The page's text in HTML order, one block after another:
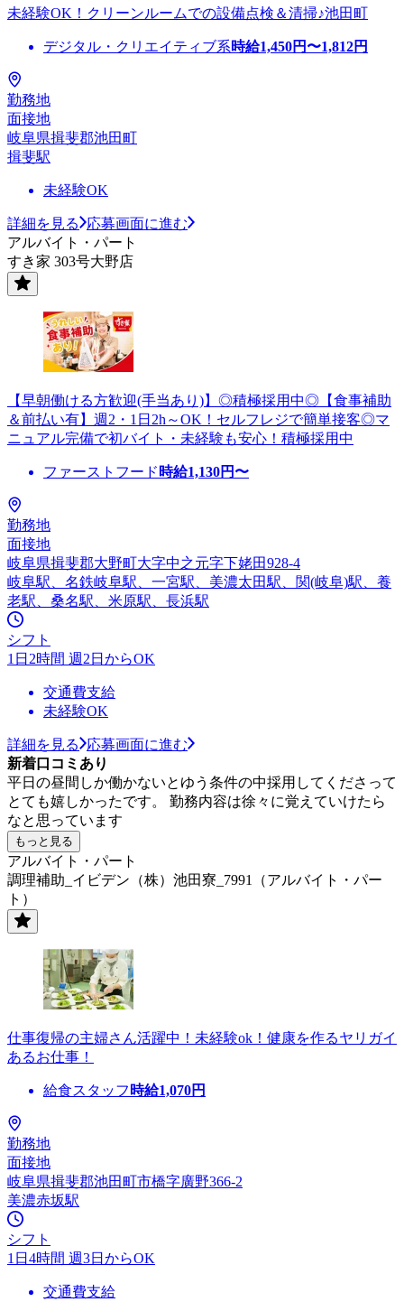
未経験OK！クリーンルームでの設備点検＆清掃♪池田町
デジタル・クリエイティブ系時給1,450円〜1,812円
勤務地
面接地
岐阜県揖斐郡池田町
揖斐駅
未経験OK
詳細を見る
応募画面に進む
アルバイト・パート
すき家 303号大野店
【早朝働ける方歓迎(手当あり)】◎積極採用中◎【食事補助
＆前払い有】週2・1日2h～OK！セルフレジで簡単接客◎マ
ニュアル完備で初バイト・未経験も安心！積極採用中
ファーストフード 時給1,130円〜
勤務地
面接地
岐阜県揖斐郡大野町大字中之元字下姥田928-4
岐阜駅、名鉄岐阜駅、一宮駅、美濃太田駅、関(岐阜)駅、養
老駅、桑名駅、米原駅、長浜駅
シフト
1日2時間 週2日からOK
交通費支給
未経験OK
詳細を見る
応募画面に進む
新着口コミあり
平日の昼間しか働かないとゆう条件の中採用してくださって
とても嬉しかったです。 勤務内容は徐々に覚えていけたら
なと思っています
もっと見る
アルバイト・パート
調理補助_イビデン（株）池田寮_7991（アルバイト・パー
ト）
仕事復帰の主婦さん活躍中！未経験ok！健康を作るヤリガイ
あるお仕事！
給食スタッフ 時給1,070円
勤務地
面接地
岐阜県揖斐郡池田町市橋字廣野366-2
美濃赤坂駅
シフト
1日4時間 週3日からOK
交通費支給